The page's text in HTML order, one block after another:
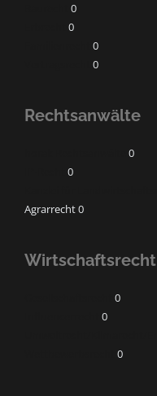
0
0
0
0
Rechtsanwälte
0
0
Agrarrecht 0
Wirtschaftsrecht
0
0
0